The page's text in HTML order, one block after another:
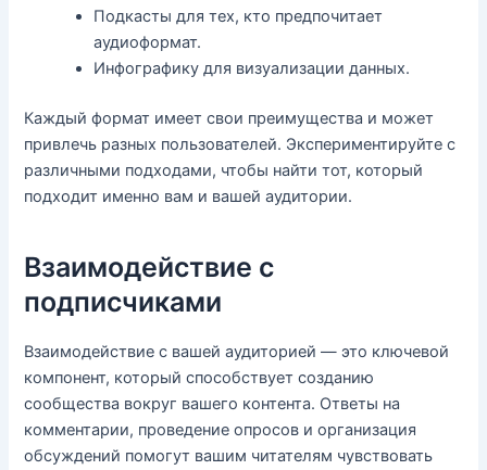
Подкасты для тех, кто предпочитает
аудиоформат.
Инфографику для визуализации данных.
Каждый формат имеет свои преимущества и может
привлечь разных пользователей. Экспериментируйте с
различными подходами, чтобы найти тот, который
подходит именно вам и вашей аудитории.
Взаимодействие с
подписчиками
Взаимодействие с вашей аудиторией — это ключевой
компонент, который способствует созданию
сообщества вокруг вашего контента. Ответы на
комментарии, проведение опросов и организация
обсуждений помогут вашим читателям чувствовать